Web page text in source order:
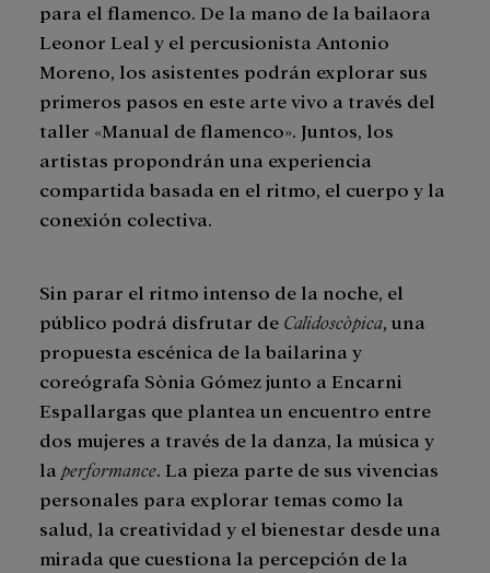
para el flamenco. De la mano de la bailaora
Leonor Leal y el percusionista Antonio
Moreno, los asistentes podrán explorar sus
primeros pasos en este arte vivo a través del
taller «Manual de flamenco». Juntos, los
artistas propondrán una experiencia
compartida basada en el ritmo, el cuerpo y la
conexión colectiva.
Sin parar el ritmo intenso de la noche, el
público podrá disfrutar de Calidoscòpica , una
propuesta escénica de la bailarina y
coreógrafa Sònia Gómez junto a Encarni
Espallargas que plantea un encuentro entre
dos mujeres a través de la danza, la música y
la performance . La pieza parte de sus vivencias
personales para explorar temas como la
salud, la creatividad y el bienestar desde una
mirada que cuestiona la percepción de la